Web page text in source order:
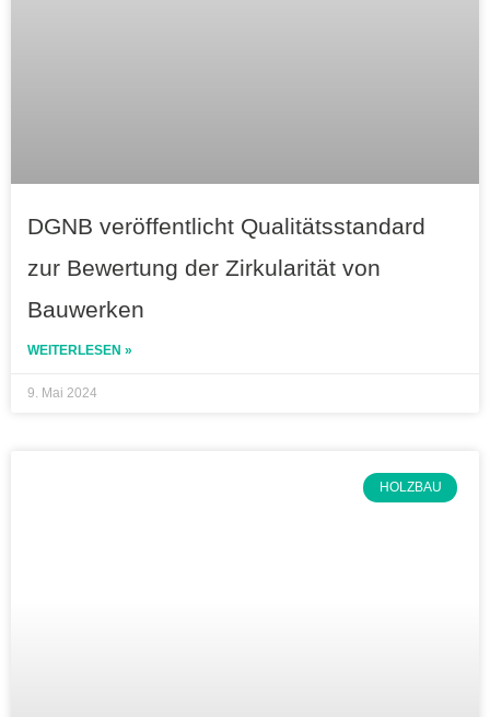
DGNB veröffentlicht Qualitätsstandard
zur Bewertung der Zirkularität von
Bauwerken
WEITERLESEN »
9. Mai 2024
HOLZBAU